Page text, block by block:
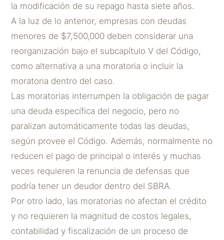
la modificación de su repago hasta siete años.
A la luz de lo anterior, empresas con deudas
menores de $7,500,000 deben considerar una
reorganización bajo el subcapítulo V del Código,
como alternativa a una moratoria o incluir la
moratoria dentro del caso.
Las moratorias interrumpen la obligación de pagar
una deuda específica del negocio, pero no
paralizan automáticamente todas las deudas,
según provee el Código. Además, normalmente no
reducen el pago de principal o interés y muchas
veces requieren la renuncia de defensas que
podría tener un deudor dentro del SBRA.
Por otro lado, las moratorias no afectan el crédito
y no requieren la magnitud de costos legales,
contabilidad y fiscalización de un proceso de